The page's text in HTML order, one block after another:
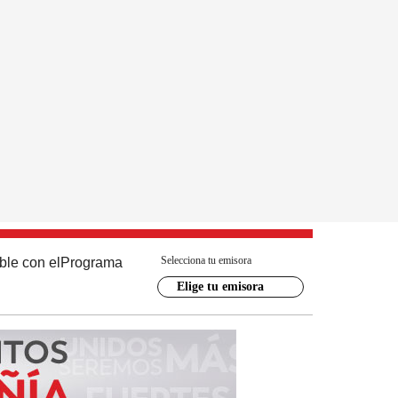
con el Programa Selecciona tu emisora
Elige tu emisora